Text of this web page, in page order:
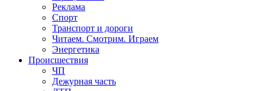
Реклама
Спорт
Транспорт и дороги
Читаем. Смотрим. Играем
Энергетика
Происшествия
ЧП
Дежурная часть